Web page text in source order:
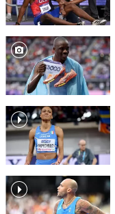
Eloisa Coiro
Pietro Arese
Ossama Meslek
Federico Riva
Ludovica Cavalli
Federica Del Buono
Yassin Bouih
Osama Zoghlami
Nadia Battocletti
Sveva Gerevini
Valentina Trapletti